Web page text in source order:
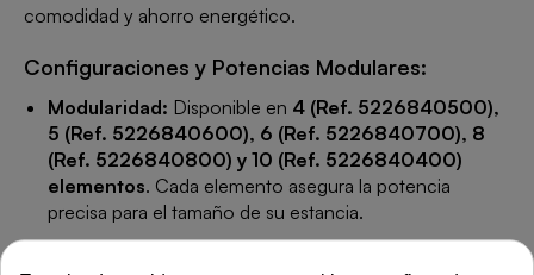
comodidad y ahorro energético.
Configuraciones y Potencias Modulares:
Modularidad: Disponible en 4 (Ref. 5226840500),
5 (Ref. 5226840600), 6 (Ref. 5226840700), 8
(Ref. 5226840800) y 10 (Ref. 5226840400)
elementos. Cada elemento asegura la potencia
precisa para el tamaño de su estancia.